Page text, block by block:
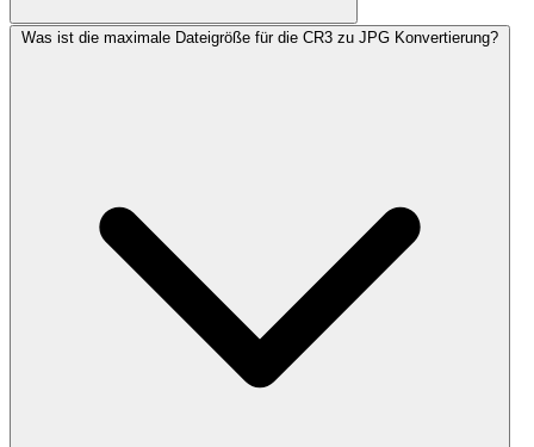
Was ist die maximale Dateigröße für die CR3 zu JPG Konvertierung?